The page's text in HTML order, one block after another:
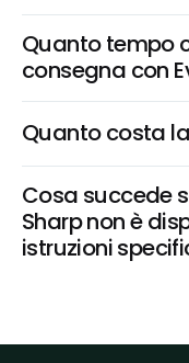
Quanto tempo
consegna con
Quanto costa
Cosa succede
Sharp non è
istruzioni